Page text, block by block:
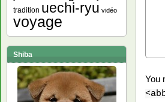
You
tradition uechi-ryu vidéo
voyage
Shiba